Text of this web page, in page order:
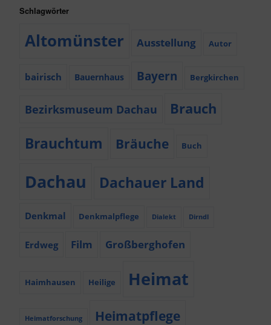
Schlagwörter
Altomünster Ausstellung Autor
bairisch Bauernhaus Bayern Bergkirchen
Bezirksmuseum Dachau Brauch
Brauchtum Bräuche Buch
Dachau Dachauer Land
Denkmal Denkmalpflege Dialekt Dirndl
Erdweg Film Großberghofen
Haimhausen Heilige Heimat
Heimatforschung Heimatpflege